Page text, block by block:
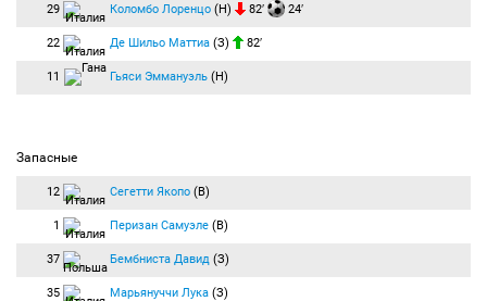
29 Коломбо Лоренцо (Н) 82′ 24′
22 Де Шильо Маттиа (З) 82′
11 Гьяси Эммануэль (Н)
Запасные
12 Сегетти Якопо (В)
1 Перизан Самуэле (В)
37 Бембниста Давид (З)
35 Марьянуччи Лука (З)